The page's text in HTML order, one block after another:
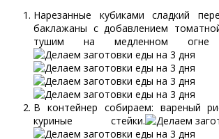
Нарезанные кубиками сладкий
баклажаны с добавлением
тушим на медленном огне
В контейнер собираем: вареный
куриные стейки.